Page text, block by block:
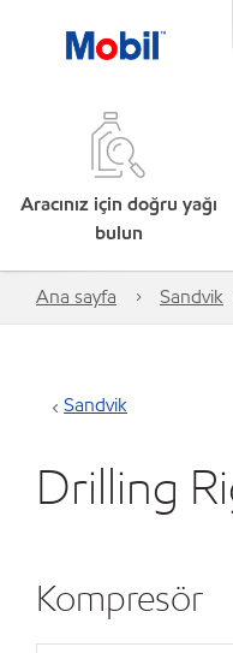
Aracınız için doğru yağı
bulun
Ana sayfa Sandvik
Sandvik
Drilling
Kompresör